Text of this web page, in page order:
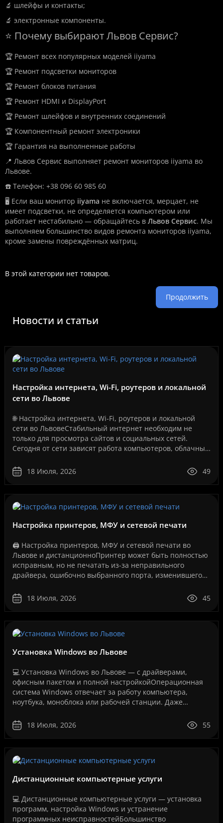
🔬 шлейфы и контакты;
🔬 электронные компоненты.
⭐ Почему выбирают Львов Сервис?
🏆 Ремонт всех популярных моделей iiyama
🏆 Ремонт подсветки мониторов
🏆 Ремонт блоков питания
🏆 Ремонт HDMI и DisplayPort
🏆 Ремонт шлейфов и внутренних соединений
🏆 Компонентный ремонт электроники
🏆 Гарантия на выполненные работы
📍 Львов Сервис выполняет ремонт мониторов iiyama во
Львове.
☎️ Телефон: +38 096 60 985 60
🖥️ Если ваш монитор iiyama не включается, мерцает, не
имеет подсветки, не определяется компьютером или
работает нестабильно — обращайтесь в Львов Сервис. Мы
выполняем большинство видов ремонта мониторов iiyama,
кроме замены повреждённых матриц.
В этой категории нет товаров.
Продолжить
Новости и статьи
Настройка интернета, Wi-Fi, роутеров и локальной
сети во Львове
🌐 Настройка интернета, Wi-Fi, роутеров и локальной
сети во ЛьвовеСтабильный интернет необходим не
только для просмотра сайтов и социальных сетей.
Сегодня от сети зависят работа компьютеров, облачные
18 Июля, 2026
49
Настройка принтеров, МФУ и сетевой печати
🖨️ Настройка принтеров, МФУ и сетевой печати во
Львове и дистанционноПринтер может быть полностью
исправным, но не печатать из-за неправильного
драйвера, ошибочно выбранного порта, изменившегося
соединение..
18 Июля, 2026 45
Установка Windows во Львове
💻 Установка Windows во Львове — с драйверами,
офисным пакетом и полной настройкойОперационная
система Windows отвечает за работу компьютера,
ноутбука, моноблока или рабочей станции. Даже
если система у..
18 Июля, 2026 55
Дистанционные компьютерные услуги
💻 Дистанционные компьютерные услуги — установка
программ, настройка Windows и устранение
программных неисправностейБольшинство